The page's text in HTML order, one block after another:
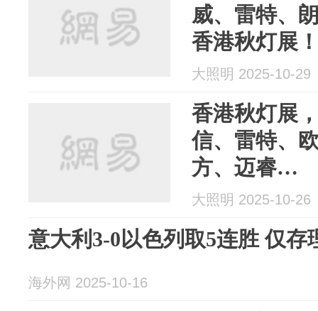
威、雷特、
香港秋灯展
大照明 2025-10-29
香港秋灯展
信、雷特、
方、迈睿…
大照明 2025-10-26
意大利3-0以色列取5连胜 仅存
海外网 2025-10-16